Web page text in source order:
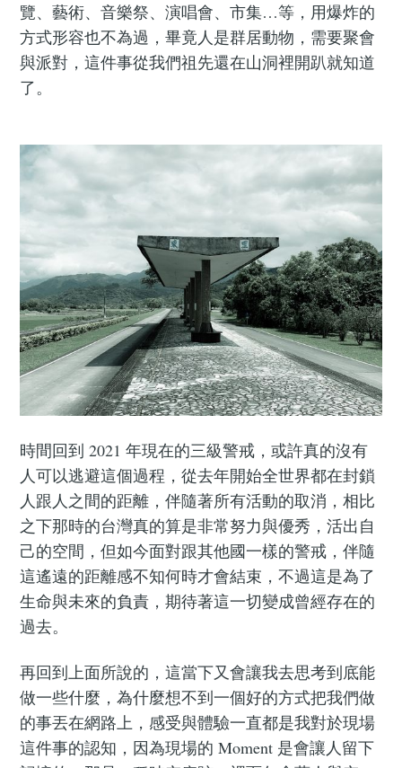
覽、藝術、音樂祭、演唱會、市集…等，用爆炸的
方式形容也不為過，畢竟人是群居動物，需要聚會
與派對，這件事從我們祖先還在山洞裡開趴就知道
了。
時間回到 2021 年現在的三級警戒，或許真的沒有
人可以逃避這個過程，從去年開始全世界都在封鎖
人跟人之間的距離，伴隨著所有活動的取消，相比
之下那時的台灣真的算是非常努力與優秀，活出自
己的空間，但如今面對跟其他國一樣的警戒，伴隨
這遙遠的距離感不知何時才會結束，不過這是為了
生命與未來的負責，期待著這一切變成曾經存在的
過去。
再回到上面所說的，這當下又會讓我去思考到底能
做一些什麼，為什麼想不到一個好的方式把我們做
的事丟在網路上，感受與體驗一直都是我對於現場
這件事的認知，因為現場的 Moment 是會讓人留下